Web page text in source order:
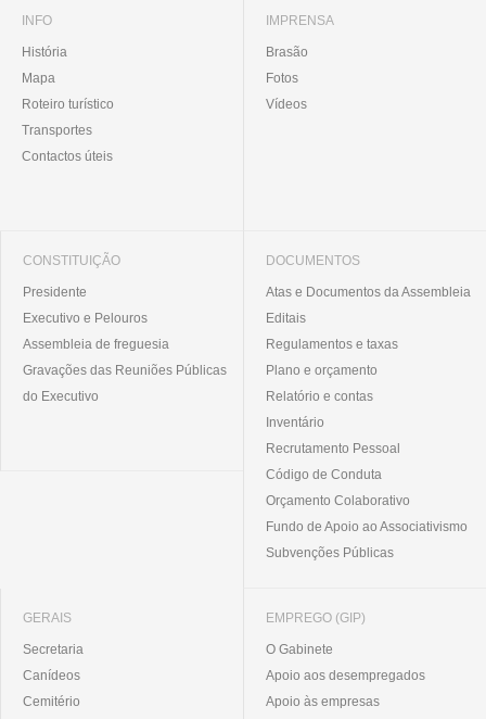
INFO
História
Mapa
Roteiro turístico
Transportes
Contactos úteis
IMPRENSA
Brasão
Fotos
Vídeos
CONSTITUIÇÃO
Presidente
Executivo e Pelouros
Assembleia de freguesia
Gravações das Reuniões Públicas
do Executivo
DOCUMENTOS
Atas e Documentos da Assembleia
Editais
Regulamentos e taxas
Plano e orçamento
Relatório e contas
Inventário
Recrutamento Pessoal
Código de Conduta
Orçamento Colaborativo
Fundo de Apoio ao Associativismo
Subvenções Públicas
GERAIS
Secretaria
Canídeos
Cemitério
EMPREGO (GIP)
O Gabinete
Apoio aos desempregados
Apoio às empresas